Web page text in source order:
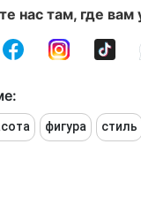
нас там, где вам
фигура стиль